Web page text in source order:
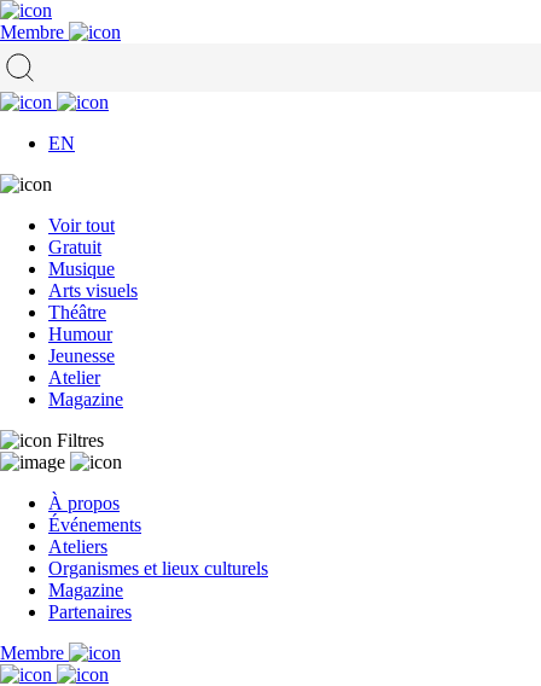
Membre
EN
Voir tout
Gratuit
Musique
Arts visuels
Théâtre
Humour
Jeunesse
Atelier
Magazine
Filtres
À propos
Événements
Ateliers
Organismes et lieux culturels
Magazine
Partenaires
Membre